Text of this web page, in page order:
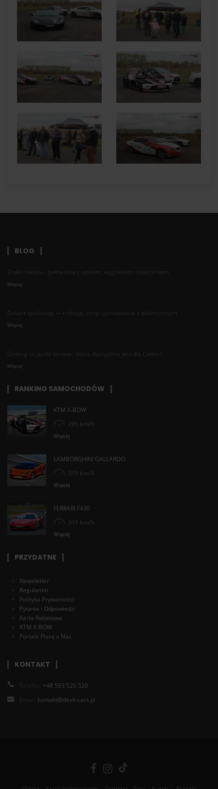
BLOG
Znaki nakazu - pełna lista z opisem, wyglądem i znaczeniem
Więcej
Gokart spalinowy — rodzaje, ceny i porównanie z elektrycznym
Więcej
Drifting vs jazda torowa - która dyscyplina jest dla Ciebie?
Więcej
RANKING SAMOCHODÓW
KTM X-BOW
295 km/h
Więcej
LAMBORGHINI GALLARDO
315 km/h
Więcej
FERRARI F430
315 km/h
Więcej
PRZYDATNE
Newsletter
Regulamin
Polityka Prywatności
Pytania i Odpowiedzi
Karta Rabatowa
KTM X-BOW
Portale Piszą o Nas
KONTAKT
Telefon: +48 503 520 520
Email: kontakt@devil-cars.pl